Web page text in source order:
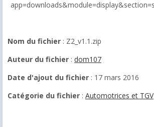
Nom du fichier : Z2_v1.1.zip
Auteur du fichier : dom107
Date d'ajout du fichier : 17 mars 2016
Catégorie du fichier : Automotrices et TGV